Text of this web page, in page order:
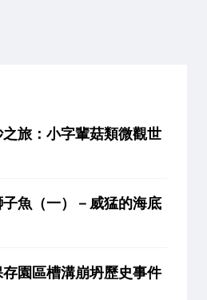
旅：小字輩菇類微觀世
魚（一）－威猛的海底
園區槽溝崩坍歷史事件